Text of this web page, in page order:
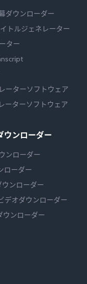
ダウンローダー
トルジェネレーター
ター
ーターソフトウェア
ーターソフトウェア
ウンローダー
ンローダー
ローダー
ンローダー
デオダウンローダー
ウンローダー